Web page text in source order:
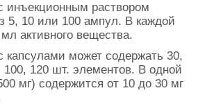
инъекционным раствором
5, 10 или 100 ампул. В каждой
активного вещества.
капсулами может содержать 30,
100, 120 шт. элементов. В одной
мг) содержится от 10 до 30 мг